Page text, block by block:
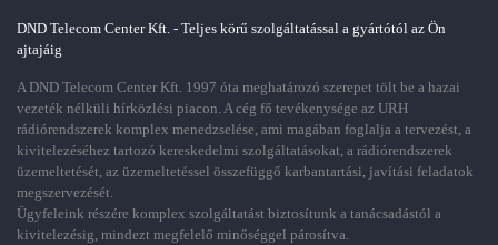
DND Telecom Center Kft. - Teljes körű szolgáltatással a gyártótól az Ön
ajtajáig
A DND Telecom Center Kft. 1997 óta meghatározó szerepet tölt be a hazai
vezeték nélküli hírközlési piacon. A cég fő tevékenysége az URH
rádiórendszerek komplex menedzselése, ami magában foglalja a tervezést, a
kivitelezéséhez tartozó kereskedelmi szolgáltatásokat, a rádiórendszerek
üzemeltetését, az üzemeltetéssel összefüggő karbantartási, javítási feladatok
megszervezését.
Ügyfeleink részére komplex szolgáltatást biztosítunk a tanácsadástól a
kivitelezésig, mindezt megfelelő minőséggel párosítva.